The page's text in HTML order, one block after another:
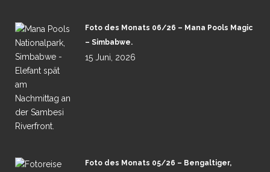
Foto des Monats 06/26 – Mana Pools Magic
– Simbabwe.
15 Juni, 2026
Foto des Monats 05/26 – Bengaltiger,